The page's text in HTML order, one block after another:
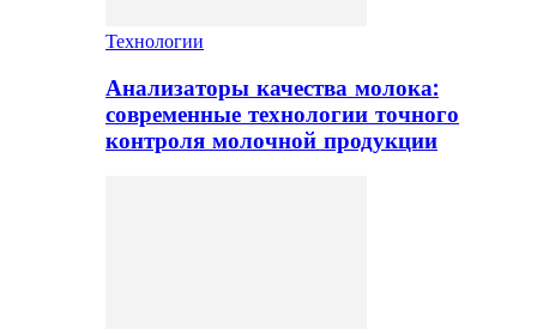
Технологии
Анализаторы качества молока:
современные технологии точного
контроля молочной продукции